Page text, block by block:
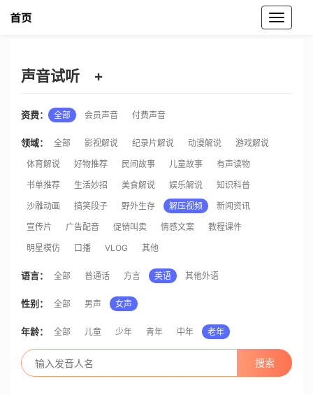
魔音工坊声音试听
声音试听 +
资费： 全部 会员声音 付费声音
领域： 全部 影视解说 纪录片解说 动漫解说
游戏解说
体育解说
好物推荐 民间故事 儿童故事
有声读物
书单推荐
生活妙招 美食解说 娱乐解说
知识科普
沙雕动画
搞笑段子 野外生存 解压视频
新闻资讯
宣传片
广告配音 促销叫卖 情感文案
教程课件
明星模仿
口播 VLOG 其他
语言： 全部 普通话 方言 英语 其他外语
性别： 全部 男声 女声
年龄： 全部 儿童 少年 青年 中年 老年